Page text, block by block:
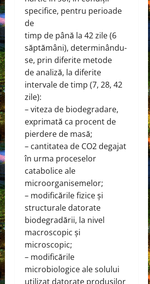
specifice, pentru perioade
de
timp de până la 42 zile (6
săptămâni), determinându-
se, prin diferite metode
de analiză, la diferite
intervale de timp (7, 28, 42
zile):
– viteza de biodegradare,
exprimată ca procent de
pierdere de masă;
– cantitatea de CO2 degajat
în urma proceselor
catabolice ale
microorganisemelor;
– modificările fizice și
structurale datorate
biodegradării, la nivel
macroscopic și
microscopic;
– modificările
microbiologice ale solului
utilizat datorate produșilor